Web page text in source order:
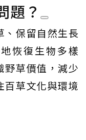
題？
、保留自然生長
恢復生物多樣
野草價值，減少
百草文化與環境